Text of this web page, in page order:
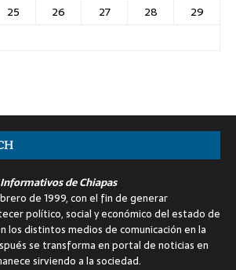
25 26 27 28
29
de Chiapas
de 1999, con el fin de generar
político, social y económico del estado de
los distintos medios de comunicación en la
se transforma en portal de noticias en
sirviendo a la sociedad.